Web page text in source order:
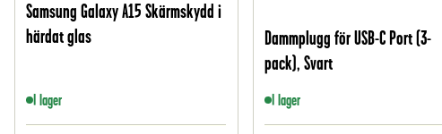
Samsung Galaxy A15 Skärmskydd i
härdat glas
I lager
Dammplugg för USB-C Port (3-
pack), Svart
I lager